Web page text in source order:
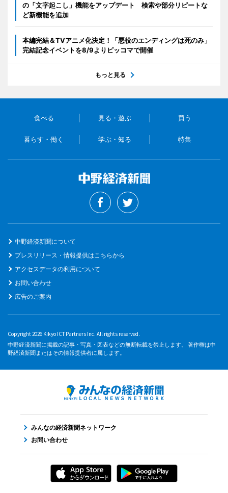
の「文字起こし」機能をアップデート 検索や部分リピートな
ど新機能を追加
本編完結＆TVアニメ化決定！「悪役のエンディングは死のみ」
完結記念イベントを8/9よりピッコマで開催
もっと見る
食べる 見る・遊ぶ 買う
暮らす・働く 学ぶ・知る 特集
中野経済新聞について
プレスリリース・情報提供はこちらから
アクセスデータの利用について
お問い合わせ
広告のご案内
Copyright 2026 Kikyo ICT Partners Inc. All rights reserved.
中野経済新聞に掲載の記事・写真・図表などの無断転載を禁止します。 著作権は中
野経済新聞またはその情報提供者に属します。
みんなの経済新聞ネットワーク
お問い合わせ